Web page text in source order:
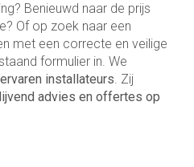
Benieuwd naar de prijs
Of op zoek naar een
met een correcte en veilige
formulier in. We
ervaren installateurs. Zij
advies en offertes op